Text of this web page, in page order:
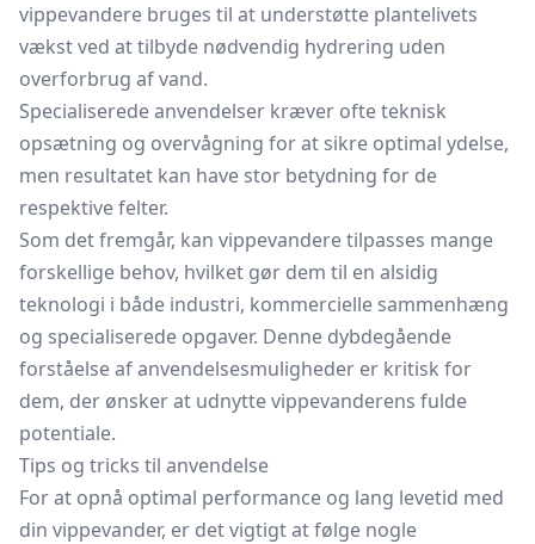
vippevandere bruges til at understøtte plantelivets
vækst ved at tilbyde nødvendig hydrering uden
overforbrug af vand.
Specialiserede anvendelser kræver ofte teknisk
opsætning og overvågning for at sikre optimal ydelse,
men resultatet kan have stor betydning for de
respektive felter.
Som det fremgår, kan vippevandere tilpasses mange
forskellige behov, hvilket gør dem til en alsidig
teknologi i både industri, kommercielle sammenhæng
og specialiserede opgaver. Denne dybdegående
forståelse af anvendelsesmuligheder er kritisk for
dem, der ønsker at udnytte vippevanderens fulde
potentiale.
Tips og tricks til anvendelse
For at opnå optimal performance og lang levetid med
din vippevander, er det vigtigt at følge nogle